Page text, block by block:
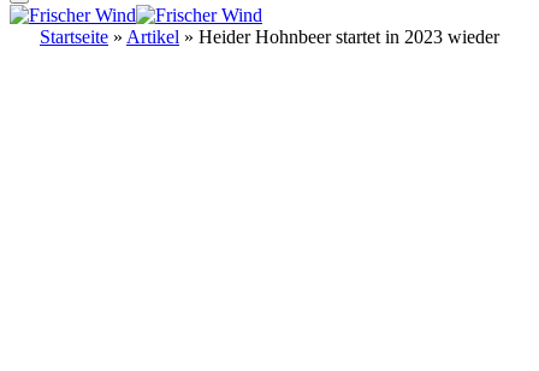
Startseite » Artikel » Heider Hohnbeer startet in 2023 wieder